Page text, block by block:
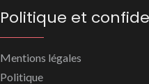
Politique et
Mentions légales
Politique